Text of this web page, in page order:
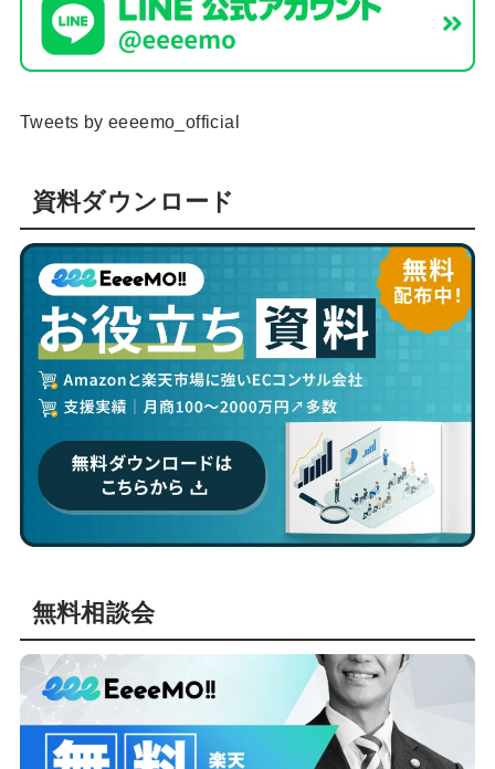
Tweets by eeeemo_official
資料ダウンロード
無料相談会